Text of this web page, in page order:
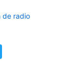
de radio